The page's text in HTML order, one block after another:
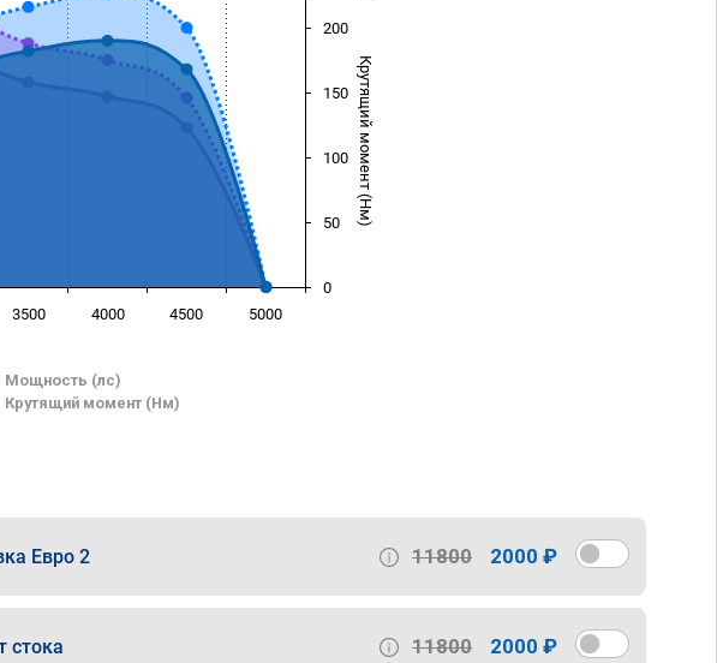
Крутящий момент (Нм)
Мощность (лс)
Крутящий момент (Нм)
3500 4000 4500 5000
0
50
100
150
200
Евро 2 11800 2000 ₽
стока 11800 2000 ₽